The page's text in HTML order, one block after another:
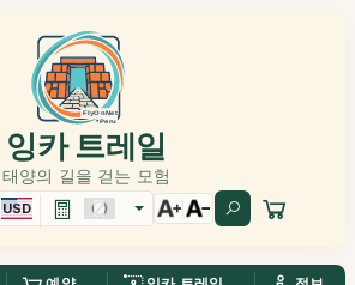
잉카 트레일
태양의 길을 걷는 모험
USD